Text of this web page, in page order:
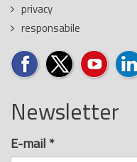
privacy
responsabile
Newsletter
E-mail *